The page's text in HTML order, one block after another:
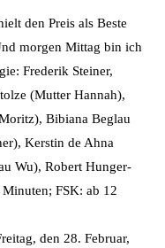
den Preis als Beste
morgen Mittag bin ich
Frederik Steiner,
(Mutter Hannah),
Bibiana Beglau
Kerstin de Ahna
Wu), Robert Hunger-
FSK: ab 12
den 28. Februar,